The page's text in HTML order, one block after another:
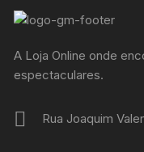
A Loja Online onde
espectaculares.
Rua Joaquim